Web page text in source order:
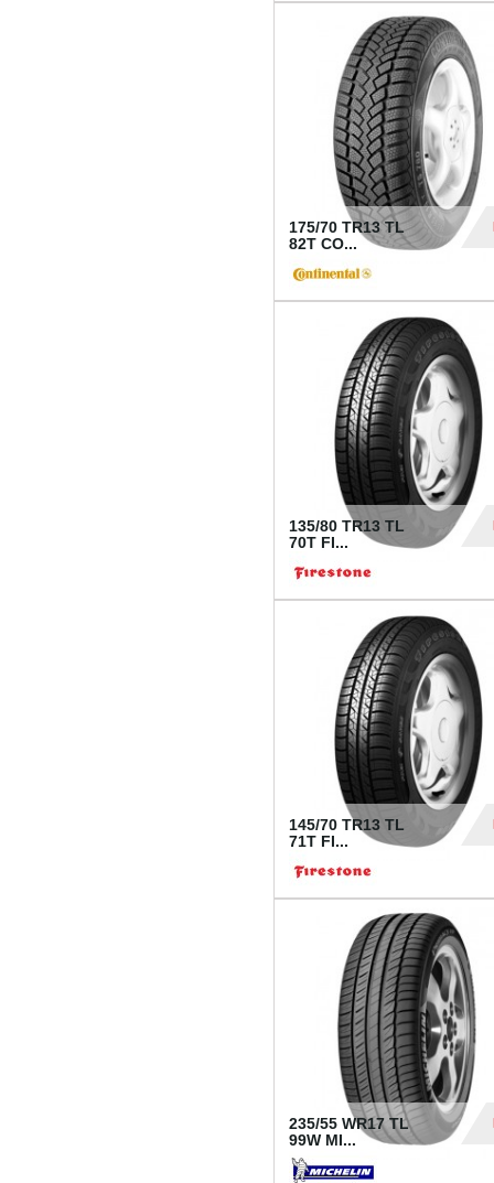
175/70 TR13 TL
82T CO...
135/80 TR13 TL
70T FI...
145/70 TR13 TL
71T FI...
235/55 WR17 TL
99W MI...